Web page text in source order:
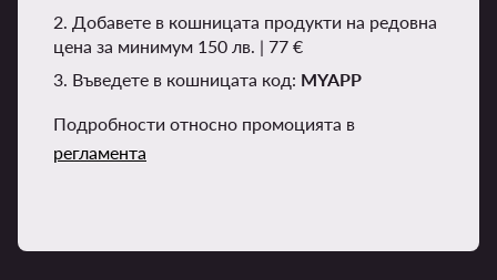
2. Добавете в кошницата продукти на редовна
цена за минимум 150 лв. | 77 €
3. Въведете в кошницата код: MYAPP
Подробности относно промоцията в
регламента